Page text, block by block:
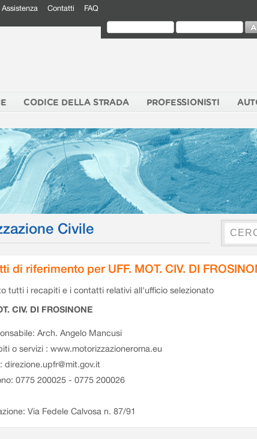
Assistenza Contatti FAQ
CODICE DELLA STRADA PROFESSIONISTI
Civile
di riferimento per UFF. MOT. CIV. DI
tutti i recapiti e i contatti relativi all'ufficio selezionato
CIV. DI FROSINONE
Arch. Angelo Mancusi
o servizi : www.motorizzazioneroma.eu
direzione.upfr@mit.gov.it
0775 200025 - 0775 200026
Via Fedele Calvosa n. 87/91